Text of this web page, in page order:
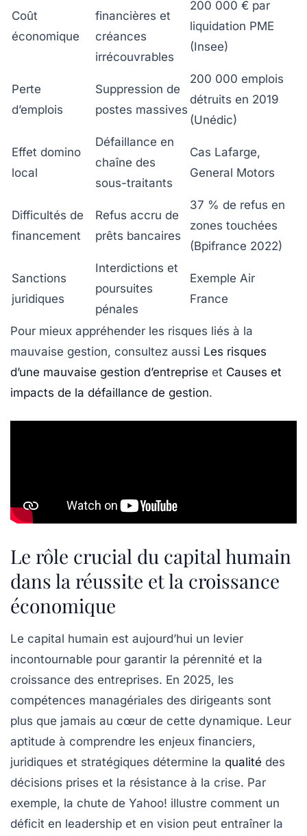
Coût
économique
financières et
créances
irrécouvrables
200 000 € par
liquidation PME
(Insee)
Perte
d’emplois
Suppression de
postes massives
200 000 emplois
détruits en 2019
(Unédic)
Effet domino
local
Défaillance en
chaîne des
sous-traitants
Cas Lafarge,
General Motors
Difficultés de
financement
Refus accru de
prêts bancaires
37 % de refus en
zones touchées
(Bpifrance 2022)
Sanctions
juridiques
Interdictions et
poursuites
pénales
Exemple Air
France
Pour mieux appréhender les risques liés à la
mauvaise gestion, consultez aussi Les risques
d’une mauvaise gestion d’entreprise et Causes et
impacts de la défaillance de gestion.
Le rôle crucial du capital humain
dans la réussite et la croissance
économique
Le capital humain est aujourd’hui un levier
incontournable pour garantir la pérennité et la
croissance des entreprises. En 2025, les
compétences managériales des dirigeants sont
plus que jamais au cœur de cette dynamique. Leur
aptitude à comprendre les enjeux financiers,
juridiques et stratégiques détermine la qualité des
décisions prises et la résistance à la crise. Par
exemple, la chute de Yahoo! illustre comment un
déficit en leadership et en vision peut entraîner la